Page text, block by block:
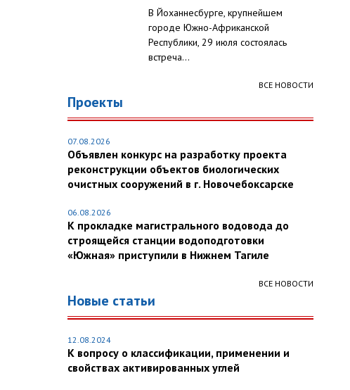
В Йоханнесбурге, крупнейшем
городе Южно-Африканской
Республики, 29 июля состоялась
встреча...
ВСЕ НОВОСТИ
Проекты
07.08.2026
Объявлен конкурс на разработку проекта
реконструкции объектов биологических
очистных сооружений в г. Новочебоксарске
06.08.2026
К прокладке магистрального водовода до
строящейся станции водоподготовки
«Южная» приступили в Нижнем Тагиле
ВСЕ НОВОСТИ
Новые статьи
12.08.2024
К вопросу о классификации, применении и
свойствах активированных углей